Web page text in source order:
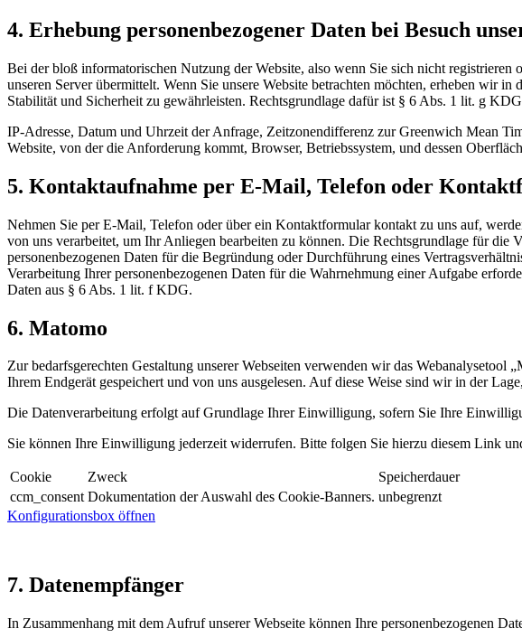
4. Erhebung personenbezogener Daten bei Besuch
Bei der bloß informatorischen Nutzung der Website, also wenn Sie sich nicht
unseren Server übermittelt. Wenn Sie unsere Website betrachten möchten, erheben wir
Stabilität und Sicherheit zu gewährleisten. Rechtsgrundlage dafür ist § 6 Abs. 1 lit. g
IP-Adresse, Datum und Uhrzeit der Anfrage, Zeitzonendifferenz zur Greenwich Mean
Website, von der die Anforderung kommt, Browser, Betriebssystem, und dessen
5. Kontaktaufnahme per E-Mail, Telefon oder
Nehmen Sie per E-Mail, Telefon oder über ein Kontaktformular kontakt zu uns auf,
von uns verarbeitet, um Ihr Anliegen bearbeiten zu können. Die Rechtsgrundlage für
personenbezogenen Daten für die Begründung oder Durchführung eines
Verarbeitung Ihrer personenbezogenen Daten für die Wahrnehmung einer Aufgabe
Daten aus § 6 Abs. 1 lit. f KDG.
6. Matomo
Zur bedarfsgerechten Gestaltung unserer Webseiten verwenden wir das
Ihrem Endgerät gespeichert und von uns ausgelesen. Auf diese Weise sind wir in der
Die Datenverarbeitung erfolgt auf Grundlage Ihrer Einwilligung, sofern Sie Ihre
Sie können Ihre Einwilligung jederzeit widerrufen. Bitte folgen Sie hierzu diesem Link
Cookie Zweck
Speicherdauer
ccm_consent Dokumentation der Auswahl des Cookie-Banners. unbegrenzt
Konfigurationsbox öffnen
7. Datenempfänger
In Zusammenhang mit dem Aufruf unserer Webseite können Ihre personenbezogenen